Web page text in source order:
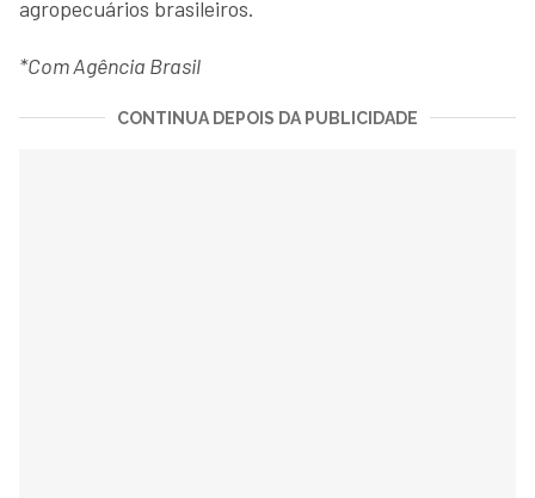
agropecuários brasileiros.
*Com Agência Brasil
CONTINUA DEPOIS DA PUBLICIDADE